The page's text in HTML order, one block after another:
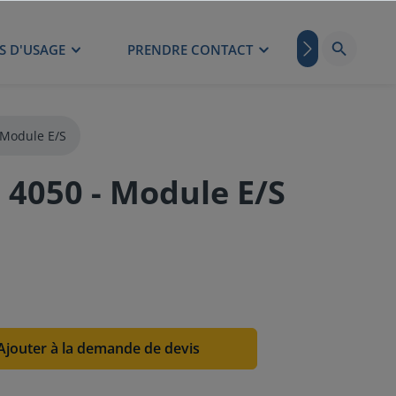
D'USAGE PRENDRE CONTACT BLOG
E/S
- Module E/S
à la demande de devis